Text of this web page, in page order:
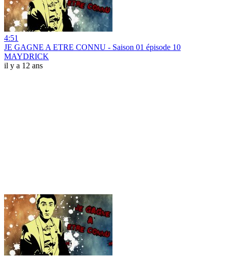
4:51
JE GAGNE A ETRE CONNU - Saison 01 épisode 10
MAYDRICK
il y a 12 ans